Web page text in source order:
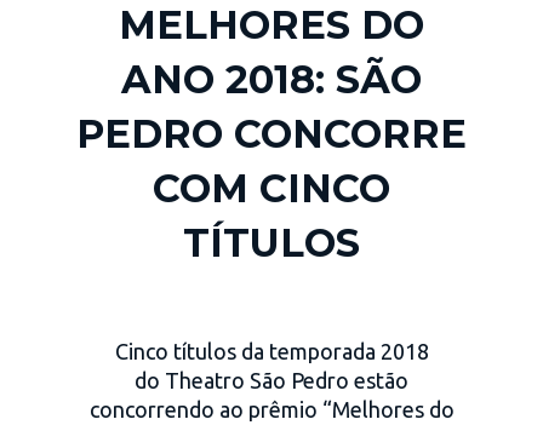
MELHORES DO
ANO 2018: SÃO
PEDRO CONCORRE
COM CINCO
TÍTULOS
Cinco títulos da temporada 2018
do Theatro São Pedro estão
concorrendo ao prêmio “Melhores do